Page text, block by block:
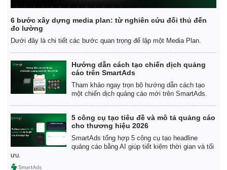
6 bước xây dựng media plan: từ nghiên cứu đối thủ đến
đo lường
Dưới đây là chi tiết các bước quan trọng để lập một Media Plan.
Hướng dẫn cách tạo chiến dịch quảng
cáo trên SmartAds
Tham khảo ngay trọn bộ hướng dẫn cách tạo
một chiến dịch quảng cáo mới trên SmartAds.
5 công cụ tạo tiêu đề và mô tả quảng cáo
cho thương hiệu 2026
SmartAds tổng hợp 5 công cụ tạo headline
quảng cáo bằng AI giúp tiết kiệm thời gian và tối
ưu.